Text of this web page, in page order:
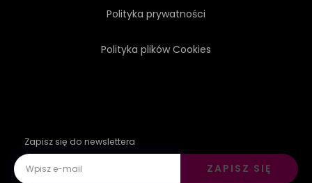
Polityka prywatności
Polityka plików Cookies
Zapisz się do newslettera
ZAPISZ SIĘ